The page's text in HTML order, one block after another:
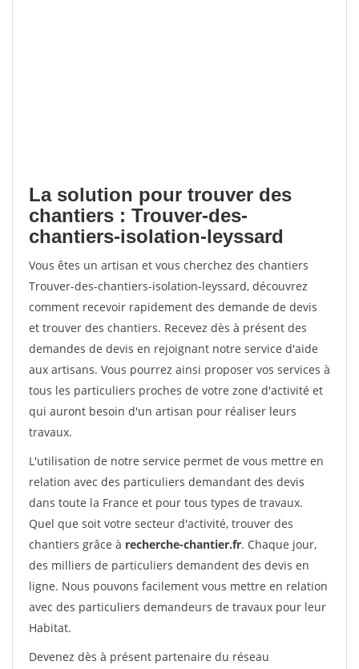
La solution pour trouver des
chantiers : Trouver-des-
chantiers-isolation-leyssard
Vous êtes un artisan et vous cherchez des chantiers
Trouver-des-chantiers-isolation-leyssard, découvrez
comment recevoir rapidement des demande de devis
et trouver des chantiers. Recevez dès à présent des
demandes de devis en rejoignant notre service d'aide
aux artisans. Vous pourrez ainsi proposer vos services à
tous les particuliers proches de votre zone d'activité et
qui auront besoin d'un artisan pour réaliser leurs
travaux.
L'utilisation de notre service permet de vous mettre en
relation avec des particuliers demandant des devis
dans toute la France et pour tous types de travaux.
Quel que soit votre secteur d'activité, trouver des
chantiers grâce à recherche-chantier.fr. Chaque jour,
des milliers de particuliers demandent des devis en
ligne. Nous pouvons facilement vous mettre en relation
avec des particuliers demandeurs de travaux pour leur
Habitat.
Devenez dès à présent partenaire du réseau